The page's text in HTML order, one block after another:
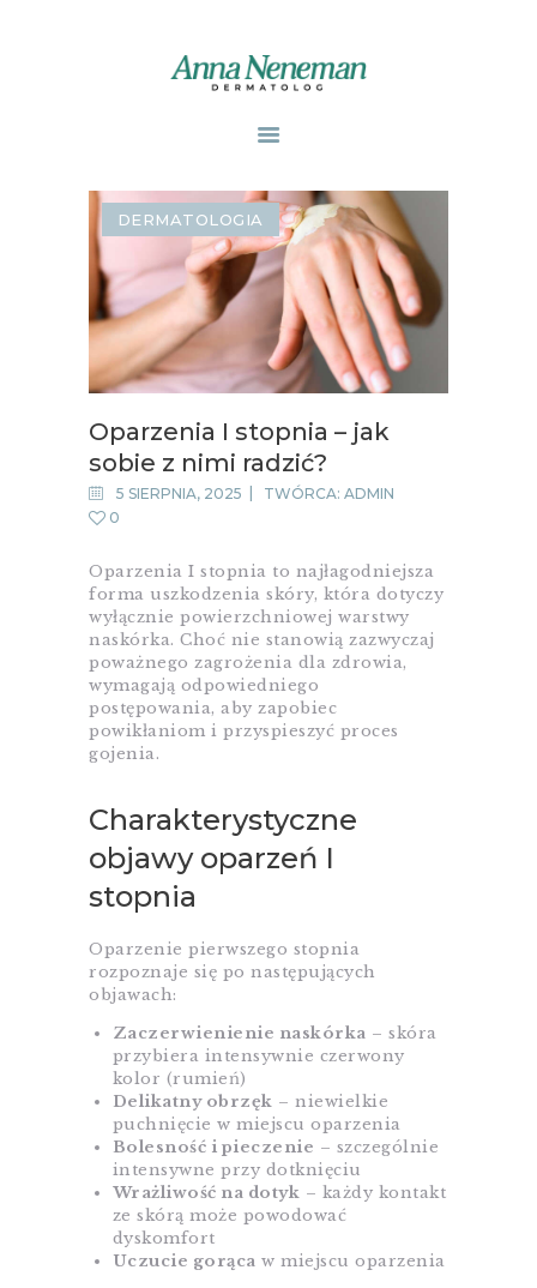
PUBLIKACJE
ZABIEGI
O MNIE
GABINETY
WPISY
KONTAKT
DERMATOLOGIA
Oparzenia I stopnia – jak
sobie z nimi radzić?
5 SIERPNIA, 2025 TWÓRCA: ADMIN
0
Oparzenia I stopnia to najłagodniejsza
forma uszkodzenia skóry, która dotyczy
wyłącznie powierzchniowej warstwy
naskórka. Choć nie stanowią zazwyczaj
poważnego zagrożenia dla zdrowia,
wymagają odpowiedniego
postępowania, aby zapobiec
powikłaniom i przyspieszyć proces
gojenia.
Charakterystyczne
objawy oparzeń I
stopnia
Oparzenie pierwszego stopnia
rozpoznaje się po następujących
objawach:
Zaczerwienienie naskórka – skóra
przybiera intensywnie czerwony
kolor (rumień)
Delikatny obrzęk – niewielkie
puchnięcie w miejscu oparzenia
Bolesność i pieczenie – szczególnie
intensywne przy dotknięciu
Wrażliwość na dotyk – każdy kontakt
ze skórą może powodować
dyskomfort
Uczucie gorąca w miejscu oparzenia